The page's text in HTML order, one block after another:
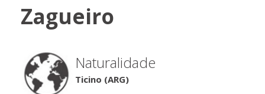
Zagueiro
Naturalidade
Ticino (ARG)